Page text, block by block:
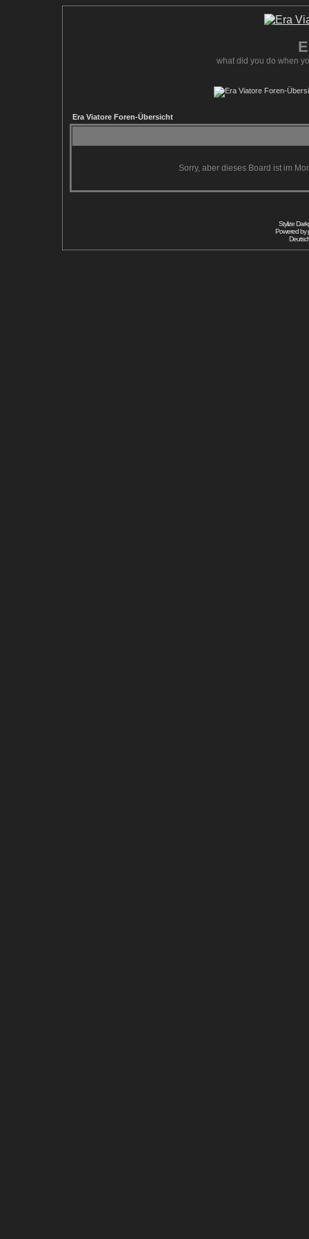
what did you do when
Era Viatore Foren-Übersicht
Sorry, aber dieses Board ist im
Stylize
Powered by